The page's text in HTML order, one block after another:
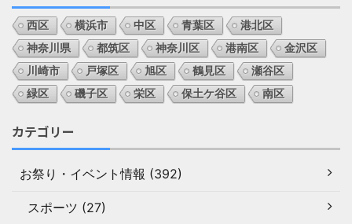
西区 横浜市 中区 青葉区
港北区
神奈川県
都筑区 神奈川区 港南区
金沢区
川崎市
戸塚区 旭区 鶴見区
瀬谷区
緑区
磯子区 栄区 保土ケ谷区 南区
カテゴリー
お祭り・イベント情報 (392)
スポーツ (27)